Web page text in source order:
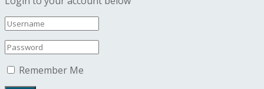
Remember Me